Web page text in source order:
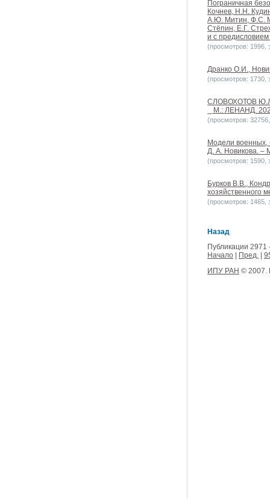
Пограничная
Кочнев, Н.Н.
А.Ю. Митин, Ф.С.
Стёпин, Е.Г.
и с
(просмотров: 1996,
Дранко О.И.,
(просмотров: 1730,
СЛОВОХОТОВ Ю.Л.
⎯ М.: ЛЕНАНД.
(просмотров:
Модели военных,
Д. А. Новикова. –
(просмотров: 1590,
Бурков В.В.,
хозяйственного
(просмотров: 1465,
Назад
Публикации 2971
Начало
Пред.
ИПУ РАН © 2007.